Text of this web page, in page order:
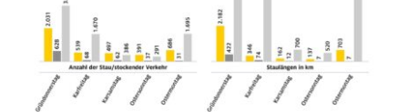
Viele Osterreisende auf Deutschlands Straßen –
Große Staugefahr an Gründonnerstag und
Ostermontag – ADAC Stauprognose für 14. bis 18. April
ADAC HeizölNews Ostern Stau